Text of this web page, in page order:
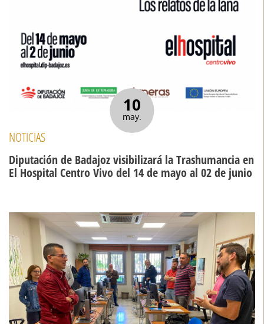
10
may.
NOTICIAS
Diputación de Badajoz visibilizará la Trashumancia en
El Hospital Centro Vivo del 14 de mayo al 02 de junio